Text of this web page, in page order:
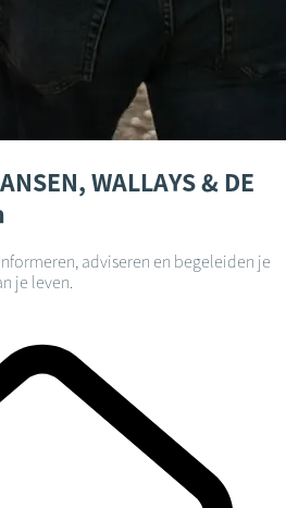
WALLAYS & DE
adviseren en begeleiden je
je leven.